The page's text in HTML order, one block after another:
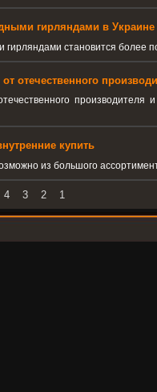
гирляндами в Украине
гирляндами становится более
отечественного
купить
из большого
4 3 2 1